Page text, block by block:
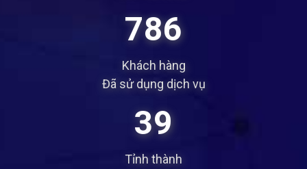
970
Khách hàng
Đã sử dụng dịch vụ
48
Tỉnh thành